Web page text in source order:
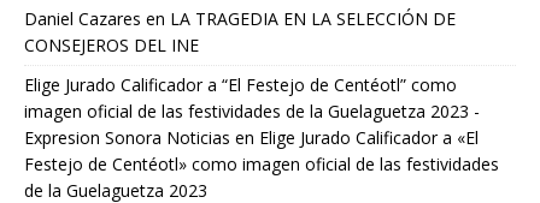
Daniel Cazares en LA TRAGEDIA EN LA SELECCIÓN DE
CONSEJEROS DEL INE
Elige Jurado Calificador a “El Festejo de Centéotl” como
imagen oficial de las festividades de la Guelaguetza 2023 -
Expresion Sonora Noticias en Elige Jurado Calificador a «El
Festejo de Centéotl» como imagen oficial de las festividades
de la Guelaguetza 2023